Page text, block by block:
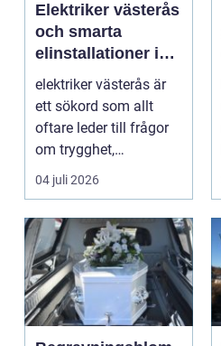
Elektriker västerås
och smarta
elinstallationer i
vardagen
elektriker västerås är
ett sökord som allt
oftare leder till frågor
om trygghet,
energioptimering oc...
04 juli 2026